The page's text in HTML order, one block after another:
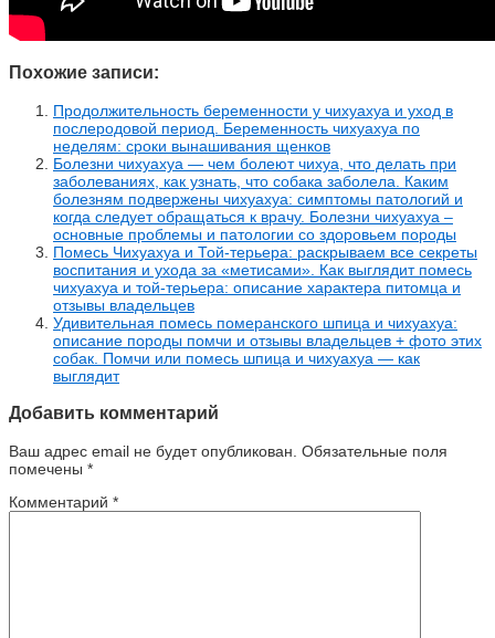
Похожие записи:
Продолжительность беременности у чихуахуа и уход в
послеродовой период. Беременность чихуахуа по
неделям: сроки вынашивания щенков
Болезни чихуахуа — чем болеют чихуа, что делать при
заболеваниях, как узнать, что собака заболела. Каким
болезням подвержены чихуахуа: симптомы патологий и
когда следует обращаться к врачу. Болезни чихуахуа –
основные проблемы и патологии со здоровьем породы
Помесь Чихуахуа и Той-терьера: раскрываем все секреты
воспитания и ухода за «метисами». Как выглядит помесь
чихуахуа и той-терьера: описание характера питомца и
отзывы владельцев
Удивительная помесь померанского шпица и чихуахуа:
описание породы помчи и отзывы владельцев + фото этих
собак. Помчи или помесь шпица и чихуахуа — как
выглядит
Добавить комментарий
Ваш адрес email не будет опубликован. Обязательные поля
помечены *
Комментарий *